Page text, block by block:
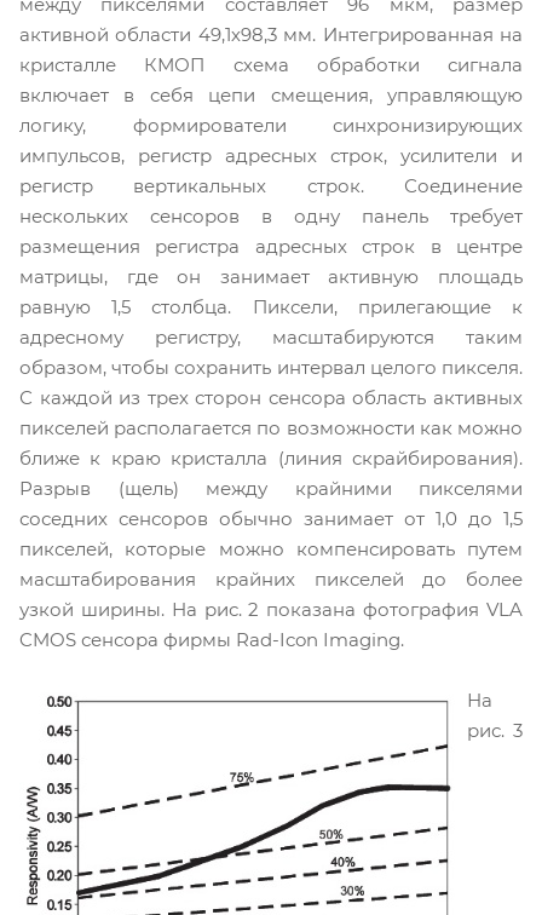
активной области 49,1х98,3 мм. Интегрированная на
кристалле КМОП схема обработки сигнала
включает в себя цепи смещения, управляющую
логику, формирователи синхронизирующих
импульсов, регистр адресных строк, усилители и
регистр вертикальных строк. Соединение
нескольких сенсоров в одну панель требует
размещения регистра адресных строк в центре
матрицы, где он занимает активную площадь
равную 1,5 столбца. Пиксели, прилегающие к
адресному регистру, масштабируются таким
образом, чтобы сохранить интервал целого пикселя.
С каждой из трех сторон сенсора область активных
пикселей располагается по возможности как можно
ближе к краю кристалла (линия скрайбирования).
Разрыв (щель) между крайними пикселями
соседних сенсоров обычно занимает от 1,0 до 1,5
пикселей, которые можно компенсировать путем
масштабирования крайних пикселей до более
узкой ширины. На рис. 2 показана фотография VLA
CMOS сенсора фирмы Rad-Icon Imaging.
На
рис. 3